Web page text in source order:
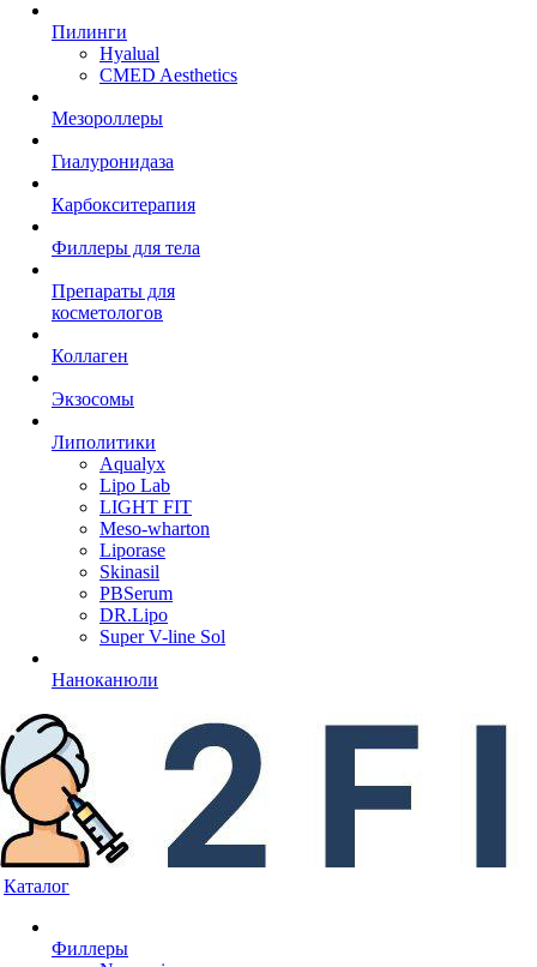
Пилинги
Hyalual
CMED Aesthetics
Мезороллеры
Гиалуронидаза
Карбокситерапия
Филлеры для тела
Препараты для
косметологов
Коллаген
Экзосомы
Липолитики
Aqualyx
Lipo Lab
LIGHT FIT
Meso-wharton
Liporase
Skinasil
PBSerum
DR.Lipo
Super V-line Sol
Наноканюли
Каталог
Филлеры